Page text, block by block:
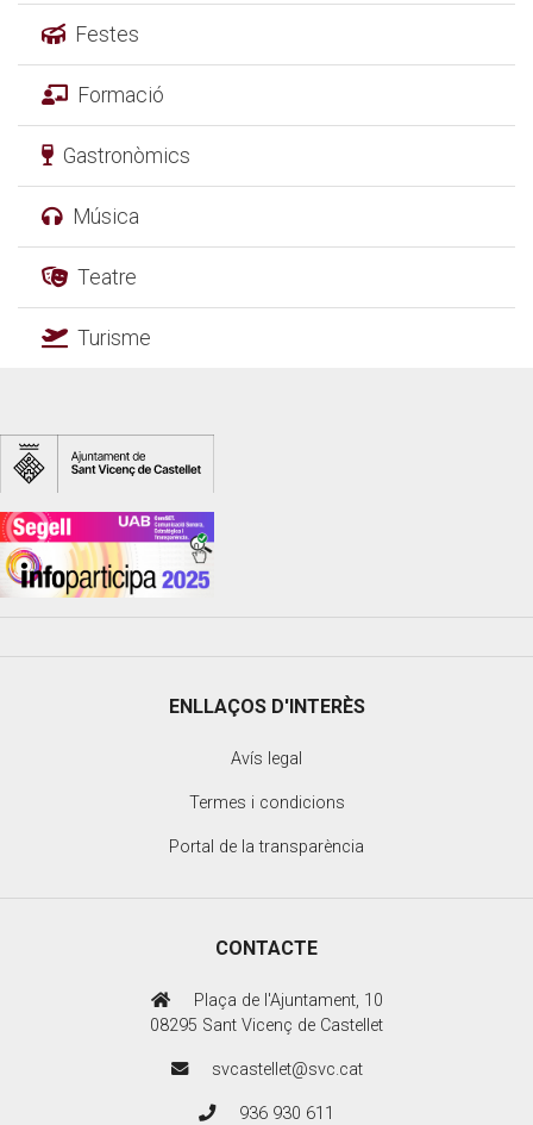
Festes
Formació
Gastronòmics
Música
Teatre
Turisme
ENLLAÇOS D'INTERÈS
Avís legal
Termes i condicions
Portal de la transparència
CONTACTE
Plaça de l'Ajuntament, 10
08295 Sant Vicenç de Castellet
svcastellet@svc.cat
936 930 611